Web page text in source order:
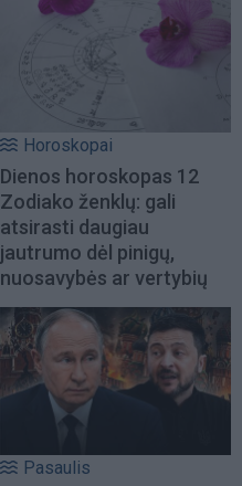
Horoskopai
Dienos horoskopas 12
Zodiako ženklų: gali
atsirasti daugiau
jautrumo dėl pinigų,
nuosavybės ar vertybių
Pasaulis